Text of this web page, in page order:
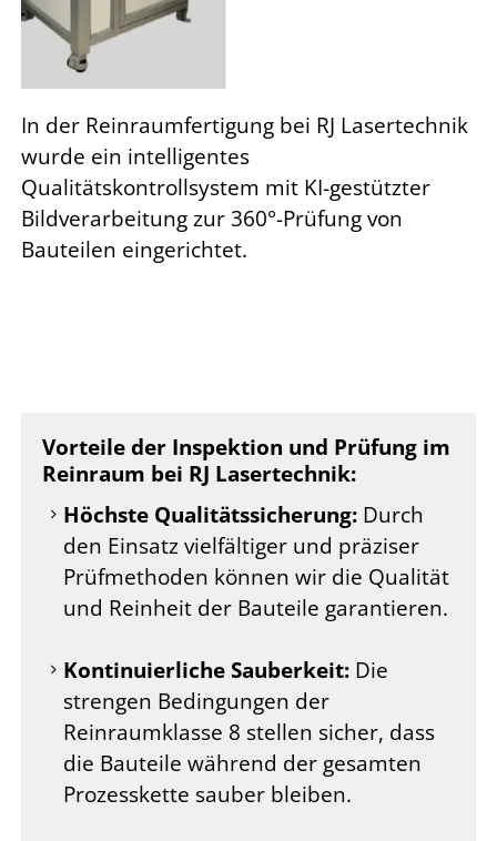
In der Reinraumfertigung bei RJ Lasertechnik
wurde ein intelligentes
Qualitätskontrollsystem mit KI-gestützter
Bildverarbeitung zur 360°-Prüfung von
Bauteilen eingerichtet.
Vorteile der Inspektion und Prüfung im
Reinraum bei RJ Lasertechnik:
Höchste Qualitätssicherung: Durch
den Einsatz vielfältiger und präziser
Prüfmethoden können wir die Qualität
und Reinheit der Bauteile garantieren.
Kontinuierliche Sauberkeit: Die
strengen Bedingungen der
Reinraumklasse 8 stellen sicher, dass
die Bauteile während der gesamten
Prozesskette sauber bleiben.